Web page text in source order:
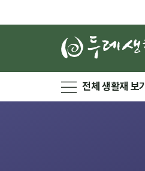
전체 생활재 보기